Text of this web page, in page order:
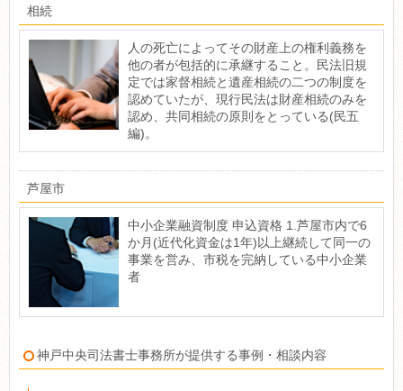
相続
人の死亡によってその財産上の権利義務を
他の者が包括的に承継すること。民法旧規
定では家督相続と遺産相続の二つの制度を
認めていたが、現行民法は財産相続のみを
認め、共同相続の原則をとっている(民五
編)。
芦屋市
中小企業融資制度 申込資格 1.芦屋市内で6
か月(近代化資金は1年)以上継続して同一の
事業を営み、市税を完納している中小企業
者
神戸中央司法書士事務所が提供する事例・相談内容